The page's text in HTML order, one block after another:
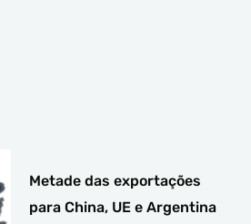
Metade das exportações
para China, UE e Argentina